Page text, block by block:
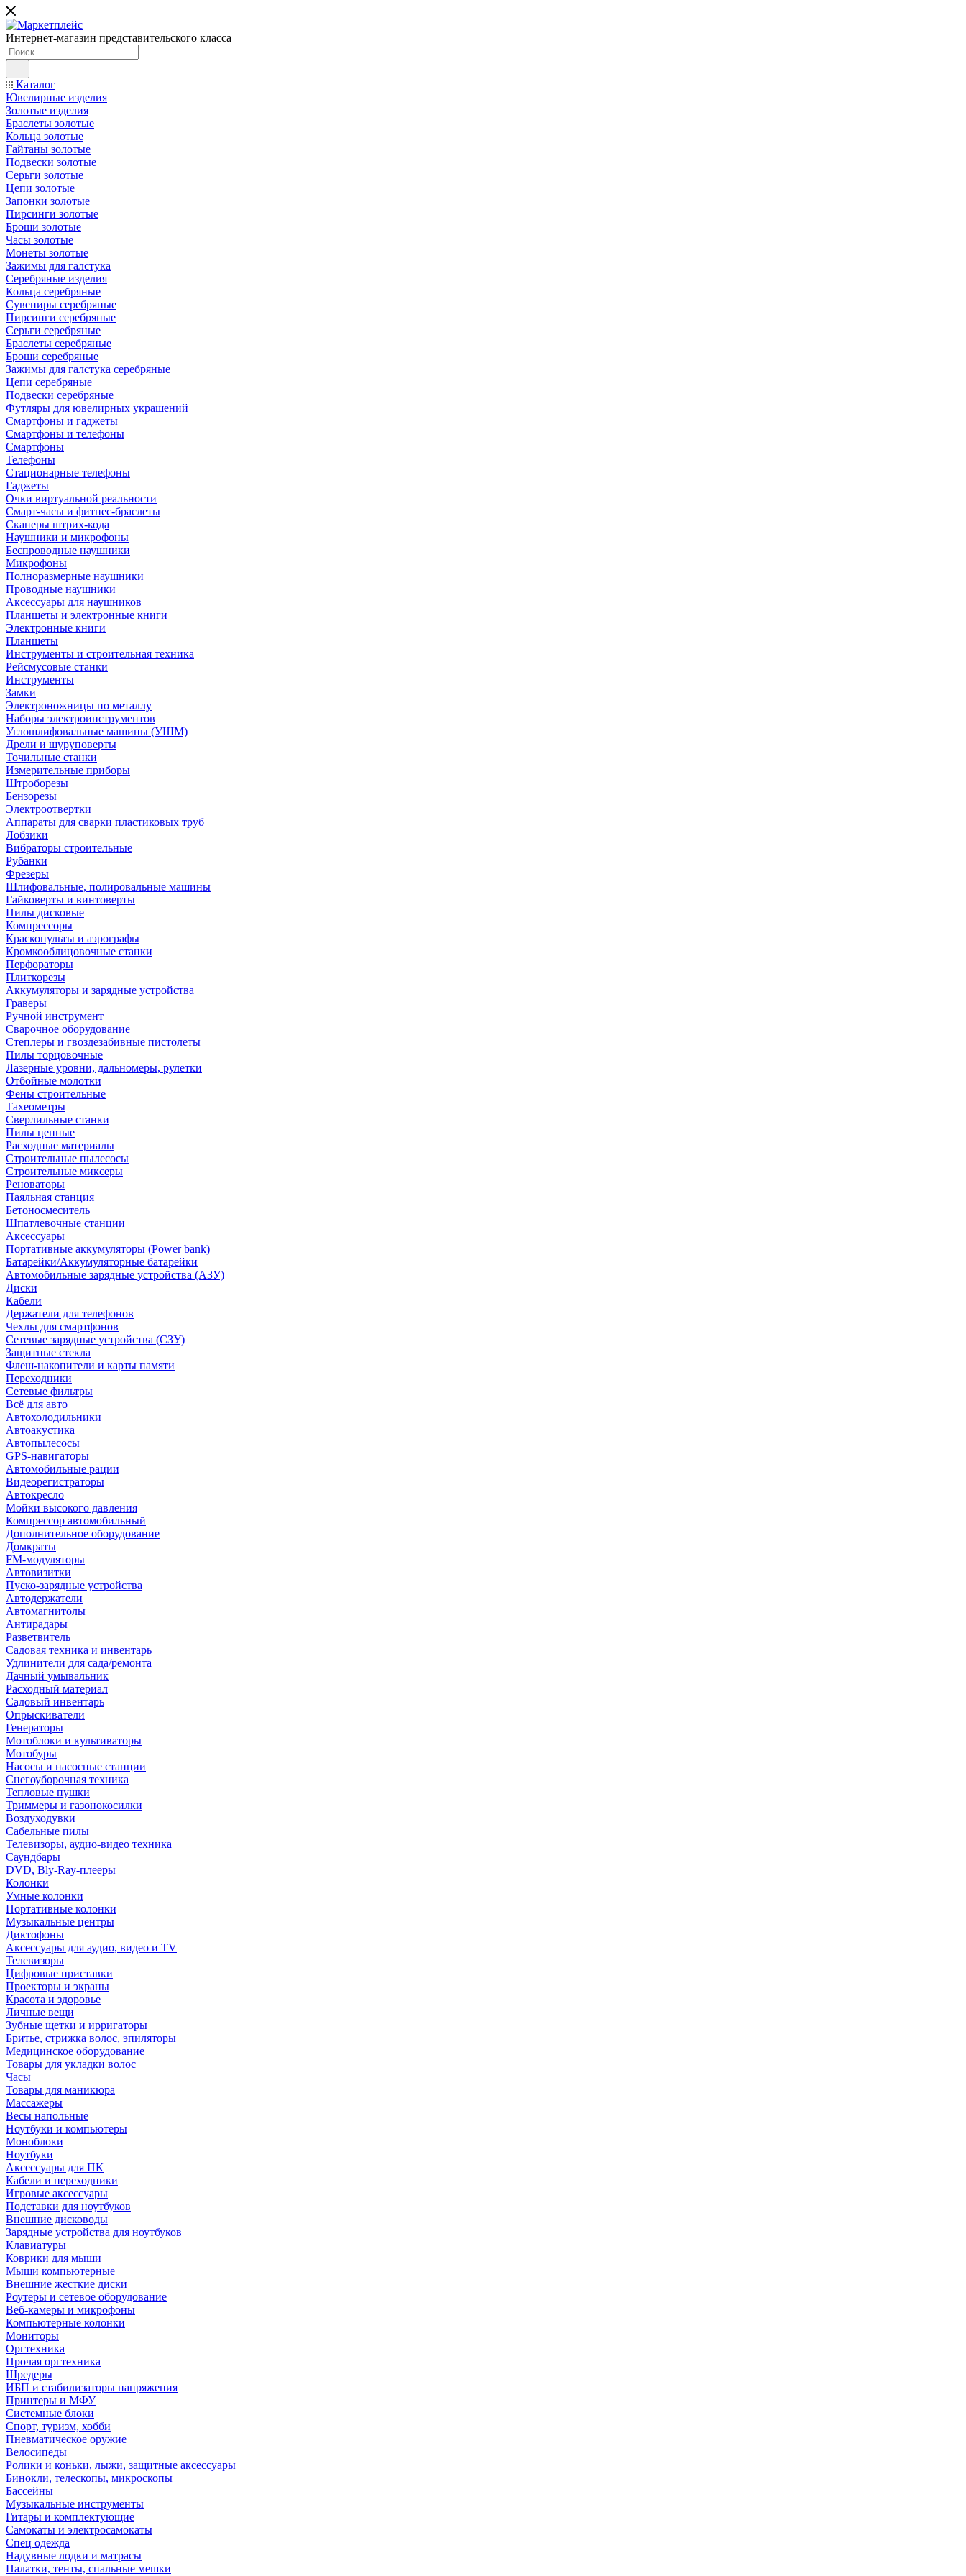
Интернет-магазин представительского класса
Каталог
Ювелирные изделия
Золотые изделия
Браслеты золотые
Кольца золотые
Гайтаны золотые
Подвески золотые
Серьги золотые
Цепи золотые
Запонки золотые
Пирсинги золотые
Броши золотые
Часы золотые
Монеты золотые
Зажимы для галстука
Серебряные изделия
Кольца серебряные
Сувениры серебряные
Пирсинги серебряные
Серьги серебряные
Браслеты серебряные
Броши серебряные
Зажимы для галстука серебряные
Цепи серебряные
Подвески серебряные
Футляры для ювелирных украшений
Смартфоны и гаджеты
Смартфоны и телефоны
Смартфоны
Телефоны
Стационарные телефоны
Гаджеты
Очки виртуальной реальности
Смарт-часы и фитнес-браслеты
Сканеры штрих-кода
Наушники и микрофоны
Беспроводные наушники
Микрофоны
Полноразмерные наушники
Проводные наушники
Аксессуары для наушников
Планшеты и электронные книги
Электронные книги
Планшеты
Инструменты и строительная техника
Рейсмусовые станки
Инструменты
Замки
Электроножницы по металлу
Наборы электроинструментов
Углошлифовальные машины (УШМ)
Дрели и шуруповерты
Точильные станки
Измерительные приборы
Штроборезы
Бензорезы
Электроотвертки
Аппараты для сварки пластиковых труб
Лобзики
Вибраторы строительные
Рубанки
Фрезеры
Шлифовальные, полировальные машины
Гайковерты и винтоверты
Пилы дисковые
Компрессоры
Краскопульты и аэрографы
Кромкооблицовочные станки
Перфораторы
Плиткорезы
Аккумуляторы и зарядные устройства
Граверы
Ручной инструмент
Сварочное оборудование
Степлеры и гвоздезабивные пистолеты
Пилы торцовочные
Лазерные уровни, дальномеры, рулетки
Отбойные молотки
Фены строительные
Тахеометры
Сверлильные станки
Пилы цепные
Расходные материалы
Строительные пылесосы
Строительные миксеры
Реноваторы
Паяльная станция
Бетоносмеситель
Шпатлевочные станции
Аксессуары
Портативные аккумуляторы (Power bank)
Батарейки/Аккумуляторные батарейки
Автомобильные зарядные устройства (АЗУ)
Диски
Кабели
Держатели для телефонов
Чехлы для смартфонов
Сетевые зарядные устройства (СЗУ)
Защитные стекла
Флеш-накопители и карты памяти
Переходники
Сетевые фильтры
Всё для авто
Автохолодильники
Автоакустика
Автопылесосы
GPS-навигаторы
Автомобильные рации
Видеорегистраторы
Автокресло
Мойки высокого давления
Компрессор автомобильный
Дополнительное оборудование
Домкраты
FM-модуляторы
Автовизитки
Пуско-зарядные устройства
Автодержатели
Автомагнитолы
Антирадары
Разветвитель
Садовая техника и инвентарь
Удлинители для сада/ремонта
Дачный умывальник
Расходный материал
Садовый инвентарь
Опрыскиватели
Генераторы
Мотоблоки и культиваторы
Мотобуры
Насосы и насосные станции
Снегоуборочная техника
Тепловые пушки
Триммеры и газонокосилки
Воздуходувки
Сабельные пилы
Телевизоры, аудио-видео техника
Саундбары
DVD, Bly-Ray-плееры
Колонки
Умные колонки
Портативные колонки
Музыкальные центры
Диктофоны
Аксессуары для аудио, видео и TV
Телевизоры
Цифровые приставки
Проекторы и экраны
Красота и здоровье
Личные вещи
Зубные щетки и ирригаторы
Бритье, стрижка волос, эпиляторы
Медицинское оборудование
Товары для укладки волос
Часы
Товары для маникюра
Массажеры
Весы напольные
Ноутбуки и компьютеры
Моноблоки
Ноутбуки
Аксессуары для ПК
Кабели и переходники
Игровые аксессуары
Подставки для ноутбуков
Внешние дисководы
Зарядные устройства для ноутбуков
Клавиатуры
Коврики для мыши
Мыши компьютерные
Внешние жесткие диски
Роутеры и сетевое оборудование
Веб-камеры и микрофоны
Компьютерные колонки
Мониторы
Оргтехника
Прочая оргтехника
Шредеры
ИБП и стабилизаторы напряжения
Принтеры и МФУ
Системные блоки
Спорт, туризм, хобби
Пневматическое оружие
Велосипеды
Ролики и коньки, лыжи, защитные аксессуары
Бинокли, телескопы, микроскопы
Бассейны
Музыкальные инструменты
Гитары и комплектующие
Самокаты и электросамокаты
Спец одежда
Надувные лодки и матрасы
Палатки, тенты, спальные мешки